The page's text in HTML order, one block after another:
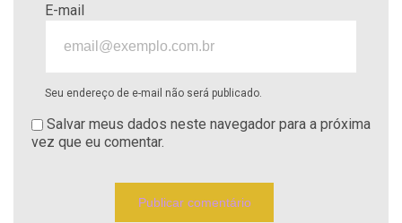
E-mail
Seu endereço de e-mail não será publicado.
Salvar meus dados neste navegador para a próxima
vez que eu comentar.